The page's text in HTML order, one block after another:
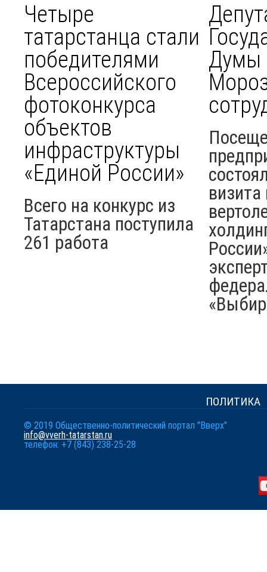
Четыре
татарстанца стали
победителями
Всероссийского
фотоконкурса
объектов
инфраструктуры
«Единой России»
Всего на конкурс из
Татарстана поступила
261 работа
Думы
ПОЛИТИКА
© 2019 Общественно-политический портал "Вверх"
info@vverh-tatarstan.ru
телефон: +7 (843) 238-25-28